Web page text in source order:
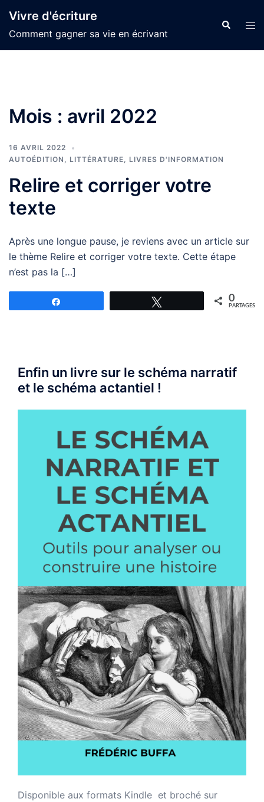
contenu
Vivre d'écriture
Comment gagner sa vie en écrivant
Mois : avril 2022
16 AVRIL 2022
AUTOÉDITION , LITTÉRATURE, LIVRES D'INFORMATION
Relire et corriger votre
texte
Après une longue pause, je reviens avec un article sur
le thème Relire et corriger votre texte. Cette étape
n’est pas la […]
0
PARTAGES
Enfin un livre sur le schéma narratif
et le schéma actantiel !
Disponible aux formats Kindle et broché sur